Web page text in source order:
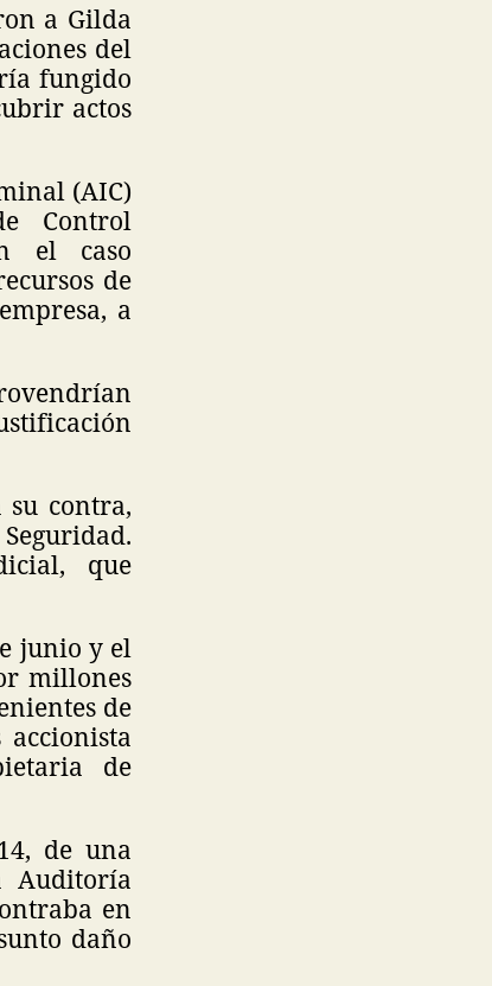
a Gilda
del
fungido
actos
(AIC)
Control
el caso
de
a
contra,
que
junio y el
millones
de
de
de una
Auditoría
en
daño